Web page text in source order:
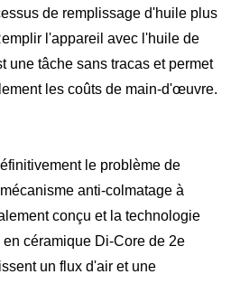
de remplissage d'huile plus
l'appareil avec l'huile de
une tâche sans tracas et permet
les coûts de main-d'œuvre.
le problème de
anti-colmatage à
conçu et la technologie
céramique Di-Core de 2e
un flux d'air et une